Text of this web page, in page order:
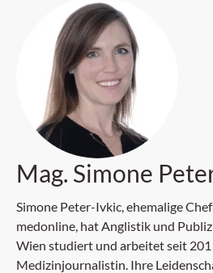
Mag. Simone
Simone Peter-Ivkic, ehemalige
medonline, hat Anglistik und
Wien studiert und arbeitet seit
Medizinjournalistin. Ihre